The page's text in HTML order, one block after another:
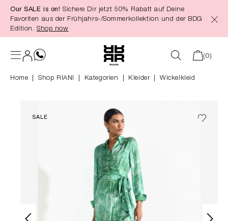
springen
Our SALE is on! Sichere Dir jetzt 50% Rabatt auf Deine
Favoriten aus der Frühjahrs-/Sommerkollektion und der BDG
Edition. Shop now
(0)
Home Shop RIANI Kategorien Kleider Wickelkleid
SALE